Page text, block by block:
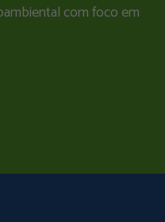
com foco em